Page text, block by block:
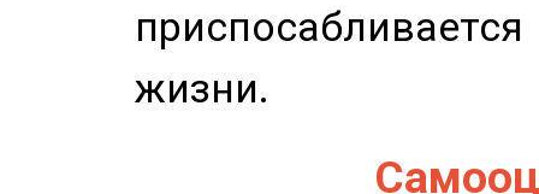
жизни.